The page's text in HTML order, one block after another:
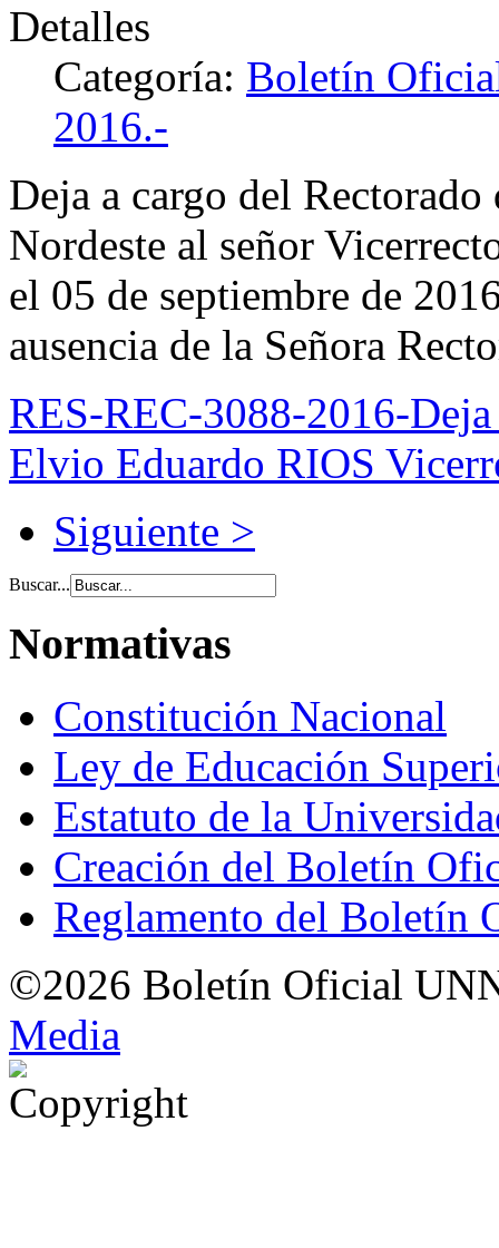
Detalles
Categoría: Boletín
2016.-
Deja a cargo del
Nordeste al señor
el 05 de septiembre de
ausencia de la Señora
RES-REC-3088-2016-
Elvio Eduardo RIOS
Siguiente >
Buscar...
Normativas
Constitución Nacional
Ley de Educación
Estatuto de la
Creación del Boletín
Reglamento del Boletín
©2026 Boletín Oficial
Media